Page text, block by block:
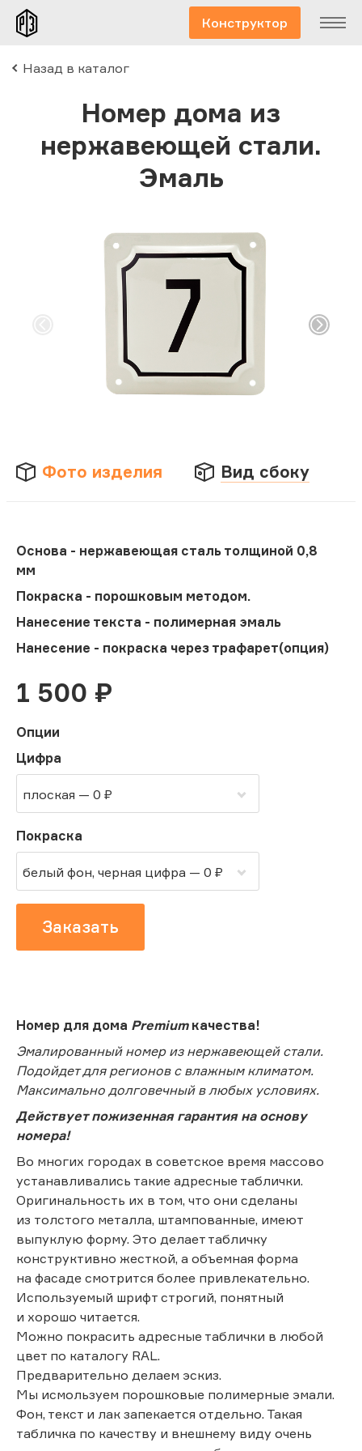
Конструктор
Назад в каталог
Номер дома из
нержавеющей стали.
Эмаль
Фото изделия Вид сбоку
Основа - нержавеющая сталь толщиной 0,8
мм
Покраска - порошковым методом.
Нанесение текста - полимерная эмаль
Нанесение - покраска через трафарет(опция)
1 500 ₽
Опции
Цифра
плоская — 0 ₽
Покраска
белый фон, черная цифра — 0 ₽
Заказать
Номер для дома Premium качества!
Эмалированный номер из нержавеющей стали.
Подойдет для регионов с влажным климатом.
Максимально долговечный в любых условиях.
Действует пожизенная гарантия на основу
номера!
Во многих городах в советское время массово
устанавливались такие адресные таблички.
Оригинальность их в том, что они сделаны
из толстого металла, штампованные, имеют
выпуклую форму. Это делает табличку
конструктивно жесткой, а объемная форма
на фасаде смотрится более привлекательно.
Используемый шрифт строгий, понятный
и хорошо читается.
Можно покрасить адресные таблички в любой
цвет по каталогу RAL.
Предварительно делаем эскиз.
Мы исмользуем порошковые полимерные эмали.
Фон, текст и лак запекается отдельно. Такая
табличка по качеству и внешнему виду очень